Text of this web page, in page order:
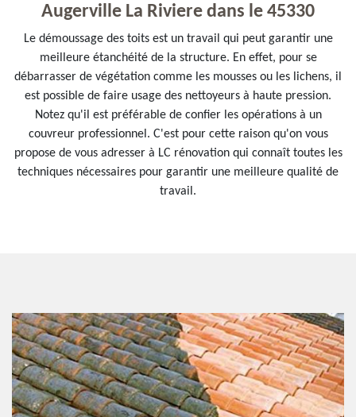
Augerville La Riviere dans le 45330
Le démoussage des toits est un travail qui peut garantir une
meilleure étanchéité de la structure. En effet, pour se
débarrasser de végétation comme les mousses ou les lichens, il
est possible de faire usage des nettoyeurs à haute pression.
Notez qu'il est préférable de confier les opérations à un
couvreur professionnel. C'est pour cette raison qu'on vous
propose de vous adresser à LC rénovation qui connaît toutes les
techniques nécessaires pour garantir une meilleure qualité de
travail.